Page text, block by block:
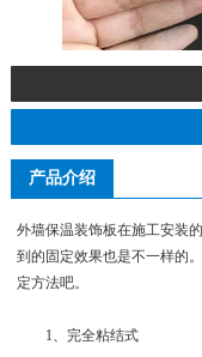
产品介绍
外墙保温装饰板在施工安装
到的固定效果也是不一样的
定方法吧。
1、完全粘结式